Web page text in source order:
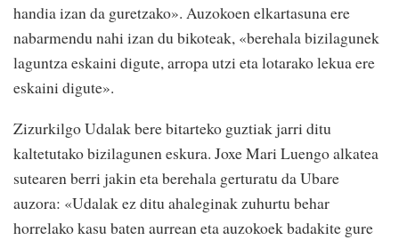
handia izan da guretzako». Auzokoen elkartasuna ere
nabarmendu nahi izan du bikoteak, «berehala bizilagunek
laguntza eskaini digute, arropa utzi eta lotarako lekua ere
eskaini digute».
Zizurkilgo Udalak bere bitarteko guztiak jarri ditu
kaltetutako bizilagunen eskura. Joxe Mari Luengo alkatea
sutearen berri jakin eta berehala gerturatu da Ubare
auzora: «Udalak ez ditu ahaleginak zuhurtu behar
horrelako kasu baten aurrean eta auzokoek badakite gure